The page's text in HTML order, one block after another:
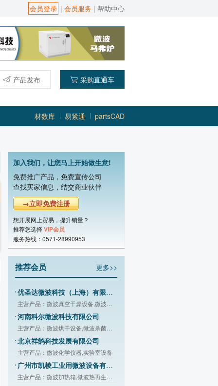
会员登录 | 会员服务 | 帮助中心
产品发布 采购直通车
材数库 易紧通 partsCAD
加入我们，让您马上开始做生意!
免费推广产品，免费宣传公司
查找买家信息，结交商业伙伴
→立即免费注册
想开展网上贸易，提升销量？
推荐您选择VIP会员
服务热线：0571-28990953
推荐会员 更多>>
南京平顺微波设备有限公司
佛山市纽睿科技有限公司
贵阳新奇微波工业有限责任公司
烟台北方微波技术有限公司
主营产品：智能微波加热设备
优圣达微波科技（上海）有限公司
河南科尔微波科技有限公司
北京祥鹄科技发展有限公司
主营产品：微波化学仪器,实验室设备
广州市凯棱工业用微波设备有限公司
湖南频动科技有限公司